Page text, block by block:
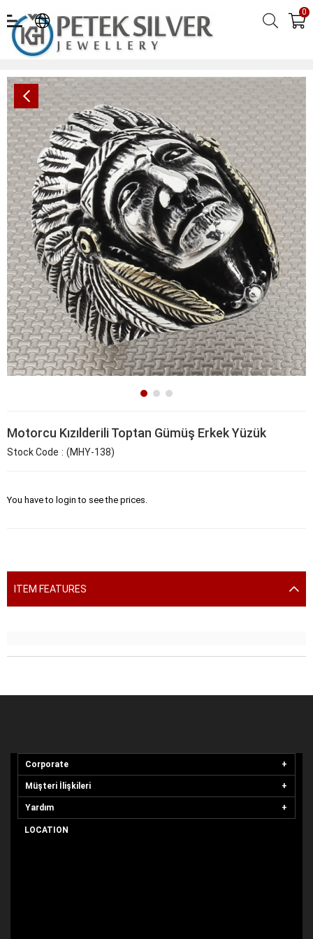
0
Motorcu Kızılderili Toptan Gümüş Erkek Yüzük
Stock Code (MHY-138)
You have to login to see the prices.
ITEM FEATURES
Corporate
Müşteri İlişkileri
Yardım
LOCATION